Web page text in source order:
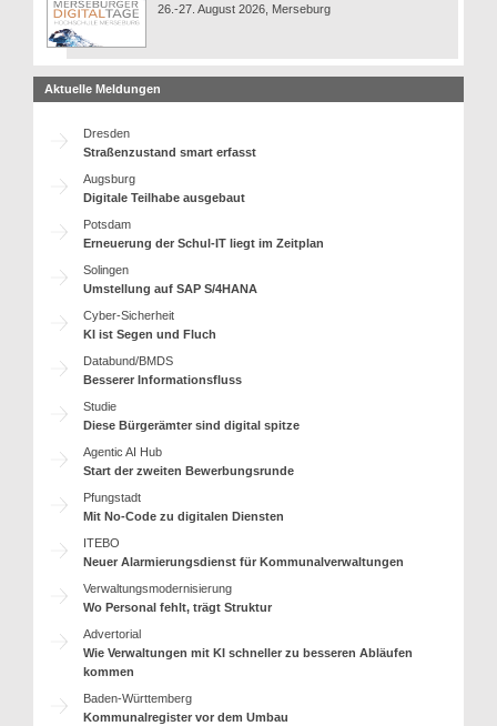
26.-27. August 2026, Merseburg
Aktuelle Meldungen
Dresden
Straßenzustand smart erfasst
Augsburg
Digitale Teilhabe ausgebaut
Potsdam
Erneuerung der Schul-IT liegt im Zeitplan
Solingen
Umstellung auf SAP S/4HANA
Cyber-Sicherheit
KI ist Segen und Fluch
Databund/BMDS
Besserer Informationsfluss
Studie
Diese Bürgerämter sind digital spitze
Agentic AI Hub
Start der zweiten Bewerbungsrunde
Pfungstadt
Mit No-Code zu digitalen Diensten
ITEBO
Neuer Alarmierungsdienst für Kommunalverwaltungen
Verwaltungsmodernisierung
Wo Personal fehlt, trägt Struktur
Advertorial
Wie Verwaltungen mit KI schneller zu besseren Abläufen
kommen
Baden-Württemberg
Kommunalregister vor dem Umbau